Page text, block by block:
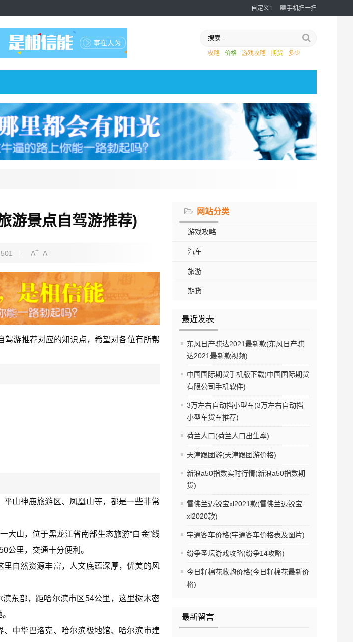
自定义1 手机扫一扫
攻略 价格 游戏攻略 期货 多少
网站分类
游戏攻略
汽车
旅游
期货
最近发表
东风日产骐达2021最新款(东风日产骐
达2021最新款视频)
中国国际期货手机版下载(中国国际期货
有限公司手机软件)
3万左右自动挡小型车(3万左右自动挡
小型车货车推荐)
荷兰人口(荷兰人口出生率)
天津跟团游(天津跟团游价格)
新浪a50指数实时行情(新浪a50指数期
货)
雪佛兰迈锐宝xl2021款(雪佛兰迈锐宝
xl2020款)
宇通客车价格(宇通客车价格表及图片)
纷争圣坛游戏攻略(纷争14攻略)
今日籽棉花收购价格(今日籽棉花最新价
格)
最新留言
游景点自驾游推荐)
501 A+ A-
游推荐对应的知识点，希望对各位有所帮
山神鹿旅游区、凤凰山等，都是一些非常
山，位于黑龙江省南部生态旅游“白金”线
公里，交通十分便利。
自然资源丰富，人文底蕴深厚，优美的风
东部，距哈尔滨市区54公里，这里树木密
中华巴洛克、哈尔滨极地馆、哈尔滨市建